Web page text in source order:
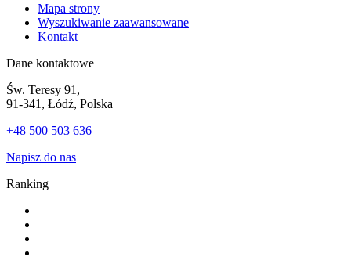
Mapa strony
Wyszukiwanie zaawansowane
Kontakt
Dane kontaktowe
Św. Teresy 91,
91-341, Łódź, Polska
+48 500 503 636
Napisz do nas
Ranking